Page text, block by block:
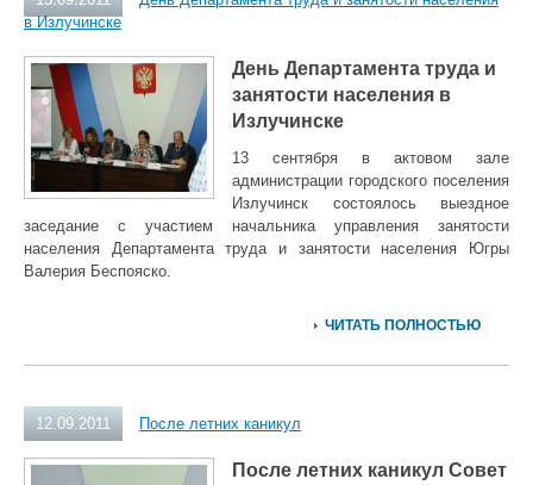
в Излучинске
День Департамента труда и
занятости населения в
Излучинске
13 сентября в актовом зале
администрации городского поселения
Излучинск состоялось выездное
заседание с участием начальника управления занятости
населения Департамента труда и занятости населения Югры
Валерия Беспояско.
ЧИТАТЬ ПОЛНОСТЬЮ
12.09.2011 После летних каникул
После летних каникул Совет